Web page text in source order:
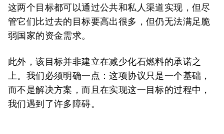
这两个目标都可以通过公共和私人渠道实现，但尽
管它们比过去的目标要高出很多，但仍无法满足脆
弱国家的资金需求。
此外，该目标并非建立在减少化石燃料的承诺之
上。我们必须明确一点：这项协议只是一个基础，
而不是解决方案，而且在实现这一目标的过程中，
我们遇到了许多障碍。